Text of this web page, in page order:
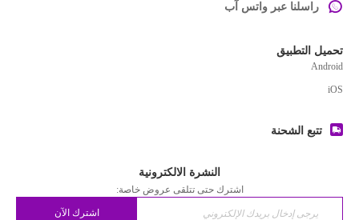
راسلنا عبر واتس آب
تحميل التطبيق
Android
iOS
تتبع الشحنة
النشرة الالكترونية
اشترك حتى تتلقى عروض خاصة:
اشترك الآن